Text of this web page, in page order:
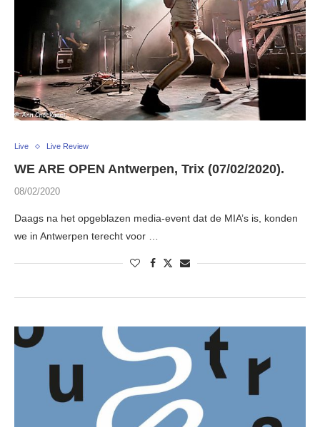
Live Live Review
WE ARE OPEN Antwerpen, Trix (07/02/2020).
08/02/2020
Daags na het opgeblazen media-event dat de MIA’s is, konden
we in Antwerpen terecht voor …